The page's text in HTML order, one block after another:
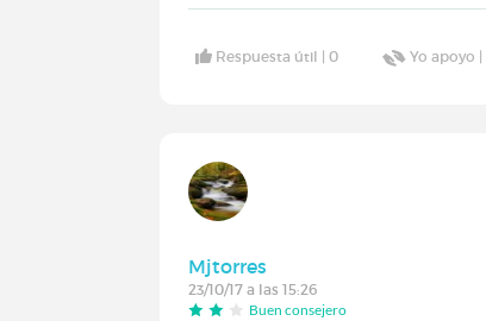
Respuesta útil |0 Yo apoyo |
Mjtorres
23/10/17 a las 15:26
Buen consejero